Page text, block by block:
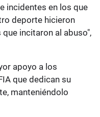
incidentes en los que
deporte hicieron
incitaron al abuso",
apoyo a los
que dedican su
manteniéndolo